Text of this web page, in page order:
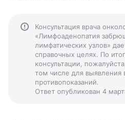
Консультация врача
«Лимфоаденопатия
лимфатических узлов»
справочных целях. По
консультации,
том числе для выявления
противопоказаний.
Ответ опубликован 4